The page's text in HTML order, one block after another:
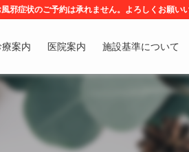
邪症状のご予約は承れません。よろしくお願い
療案内 医院案内 施設基準について